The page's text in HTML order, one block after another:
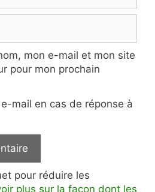
mon e-mail et mon site
pour mon prochain
mail en cas de réponse à
pour réduire les
plus sur la façon dont les